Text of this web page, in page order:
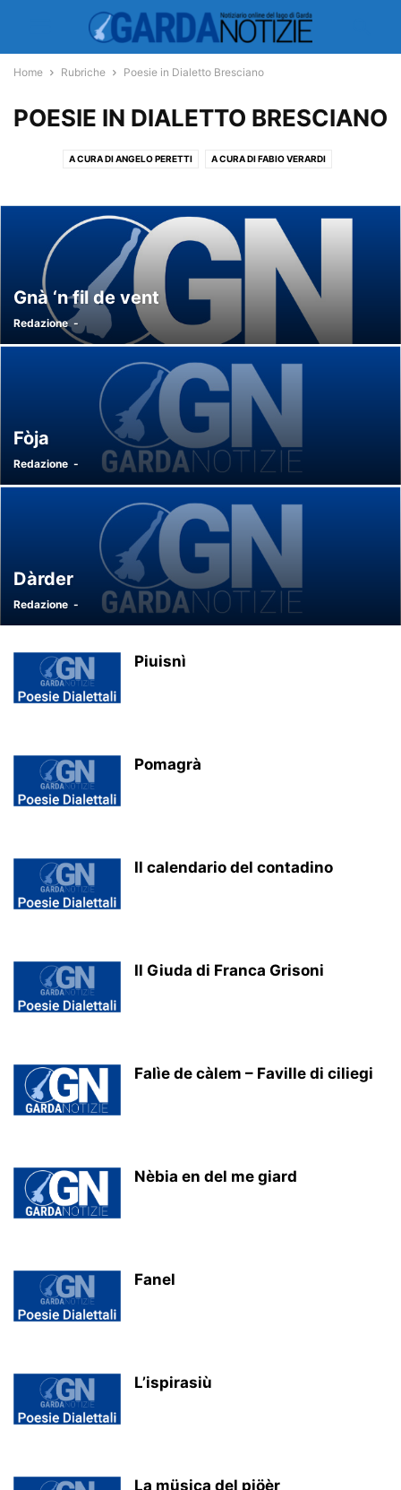
Home Rubriche Poesie in Dialetto Bresciano
POESIE IN DIALETTO BRESCIANO
A CURA DI ANGELO PERETTI A CURA DI FABIO VERARDI
FAMOSI SUL GARDA DI MICHELE NOCERA GARDA UNO
IL GARDA DI AMELIA DUSI IL GARDA DI PINO MONGIELLO
IN MOSTRA DI MARIATERESA MARTINI LIBRERIA DEL GARDA
MADONNA DI SAN POLO POESIE IN DIALETTO BRESCIANO
STORIA DEL GARDA STREGA VERDE TESORI GARDESANI
Gnà ‘n fil de vent
Redazione -
Fòja
Redazione -
Dàrder
Redazione -
Piuisnì
Pomagrà
Il calendario del contadino
Il Giuda di Franca Grisoni
Falìe de càlem – Faville di ciliegi
Nèbia en del me giard
Fanel
L’ispirasiù
La müsica del piöèr